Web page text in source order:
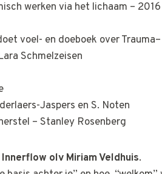
werken via het lichaam – 2016
voel- en doeboek over
Schmelzeisen
Jaspers en S. Noten
– Stanley Rosenberg
Innerflow olv Miriam Veldhuis.